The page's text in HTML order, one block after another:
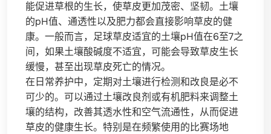
能促进草根的生长，使草皮更加茂密、坚韧。土壤
的pH值、通透性以及肥力都会直接影响草皮的健
康。一般而言，足球草皮适宜的土壤pH值在6至7之
间，如果土壤酸碱度不适宜，可能会导致草皮生长
缓慢，甚至出现草皮死亡的情况。
在日常养护中，定期对土壤进行检测和改良是必不
可少的。可以通过土壤改良剂或有机肥料来调整土
壤的结构，改善其透水性和空气流通性，从而促进
草皮的健康生长。特别是在频繁使用的比赛场地